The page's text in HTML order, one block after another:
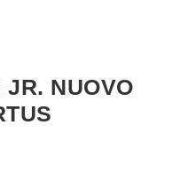
JR. NUOVO